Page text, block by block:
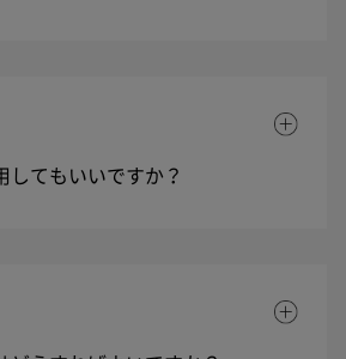
してもいいですか？